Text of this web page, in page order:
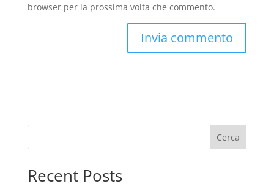
browser per la prossima volta che commento.
Cerca
Recent Posts